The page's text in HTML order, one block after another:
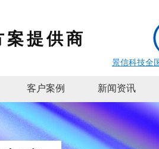
案提供商
景信科技全
客户案例 新闻资讯